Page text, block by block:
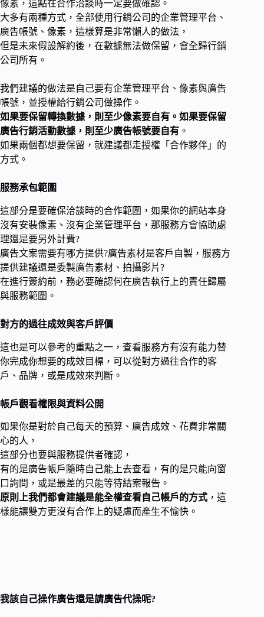
像素，這點在合作洽談時一定要做確認。
大多有兩種方式，全部使用行銷公司的企業管理平台、
廣告帳號、像素，這樣算是非常懶人的做法，
但是未來假設解約後，在數據無法做保留，會全歸行銷
公司所有。
我們建議的做法是自己要有企業管理平台、像素與廣告
帳號，並授權給行銷公司做操作。
如果要保留轉換數據，則至少像素要自有。如果要保留
廣告行銷活動數據，則至少廣告帳號要自有 。
如果兩個都想要保留，就建議都走授權「合作夥伴」的
方式。
服務承包範圍
這部分是要確保洽談時的合作範圍，如果你的網站本身
沒有安裝像素、沒有企業管理平台，那服務方會協助處
理還是要另外計費?
廣告文案需要有哪方提供?廣告素材是客戶自製，服務方
提供建議還是委製廣告素材、拍攝影片?
在進行簽約前，務必要確認何在廣告執行上的責任歸屬
與服務範圍。
對方的過往成效與客戶評價
這也是可以參考的重點之一，查看服務方有沒有能力替
你完成你想要的成效目標，可以從對方過往合作的客
戶、品牌，或是成效來判斷。
帳戶觀看權限與資料公開
如果你是對於自己每天的預算、廣告成效、花費非常關
心的人，
這部分也要與服務提供者確認，
有的是廣告帳戶隨時自己能上去查看，有的是只能向窗
口詢問，或是最差的只能等待結案報告。
原則上我們都會建議是能全權查看自己帳戶的方式 ，這
樣能讓雙方更沒有合作上的疑慮而產生不愉快。
我該自己操作廣告還是請廣告代操呢?